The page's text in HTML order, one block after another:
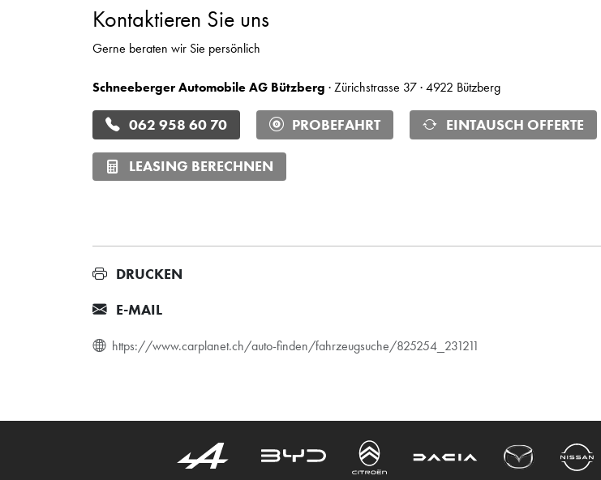
Kontaktieren Sie uns
Gerne beraten wir Sie persönlich
Schneeberger Automobile AG Bützberg · Zürichstrasse 37 · 4922 Bützberg
062 958 60 70 PROBEFAHRT EINTAUSCH OFFERTE
LEASING BERECHNEN
DRUCKEN
E-MAIL
https://www.carplanet.ch/auto-finden/fahrzeugsuche/825254_231211